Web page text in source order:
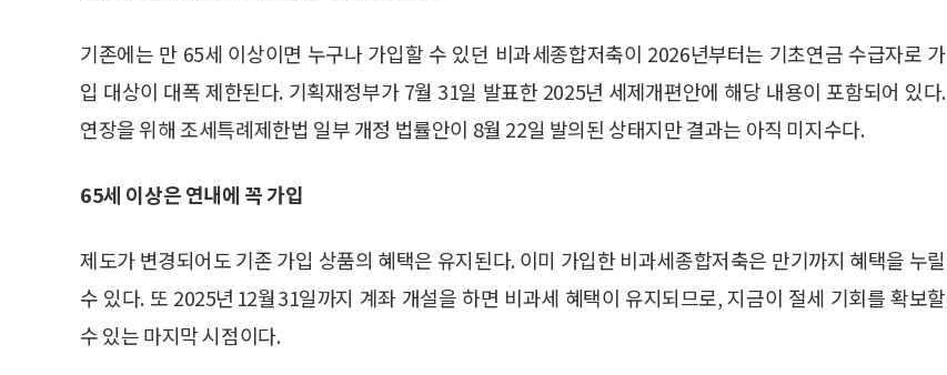
기존에는 만 65세 이상이면 누구나 가입할 수 있던 비과세종합저축이 2026년부터는 기초연금 수급자로 가
입 대상이 대폭 제한된다. 기획재정부가 7월 31일 발표한 2025년 세제개편안에 해당 내용이 포함되어 있다.
연장을 위해 조세특례제한법 일부 개정 법률안이 8월 22일 발의된 상태지만 결과는 아직 미지수다.
65세 이상은 연내에 꼭 가입
제도가 변경되어도 기존 가입 상품의 혜택은 유지된다. 이미 가입한 비과세종합저축은 만기까지 혜택을 누릴
수 있다. 또 2025년 12월 31일까지 계좌 개설을 하면 비과세 혜택이 유지되므로, 지금이 절세 기회를 확보할
수 있는 마지막 시점이다.